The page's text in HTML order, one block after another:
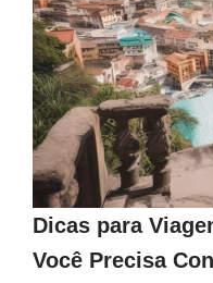
Dicas para
Você Precisa